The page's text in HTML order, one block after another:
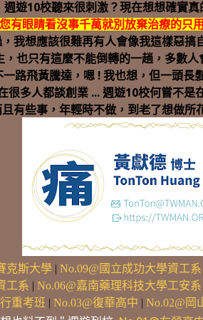
週遊10校聽來很刺激？現在想想確實真
有眼睛看沒事千萬就別放棄治療的只
，我想應該很難再有人會像我這樣惡搞
，也只有這麼不能倒轉的一趟，多數人
路飛黃騰達，嗯 ! 我也想，但一頭長
很多人都談創業 ... 週遊10校何嘗不是
有些事，年輕時不做，到老了想做所
克斯大學 | No.09@國立成功大學資工系
工系 | No.06@嘉南藥理科技大學工安系
重考班 | No.03@復華高中 | No.02@岡